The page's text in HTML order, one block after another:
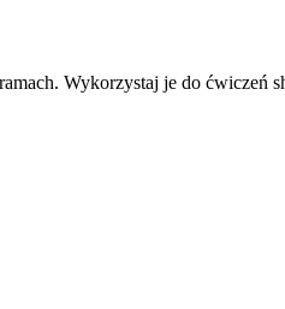
Wykorzystaj je do ćwiczeń